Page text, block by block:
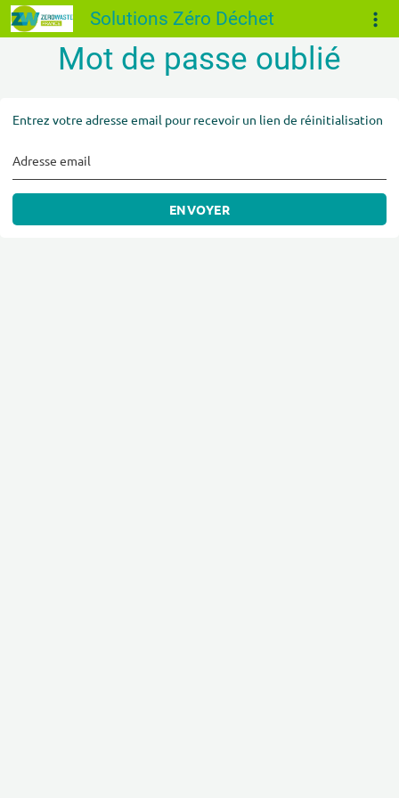
Solutions Zéro Déchet
Mot de passe oublié
Entrez votre adresse email pour recevoir un lien de réinitialisation
Adresse email
ENVOYER